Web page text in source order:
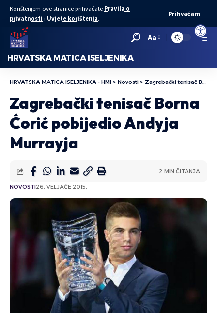
Open
Korištenjem ove stranice prihvaćate Pravila o
privatnosti i Uvjete korištenja.
Prihvaćam
Aa
HRVATSKA MATICA ISELJENIKA
HRVATSKA MATICA ISELJENIKA - HMI > Novosti > Zagrebački tenisač Borna Ćorić pobijedio Andyja Murrayja
Zagrebački tenisač Borna
Ćorić pobijedio Andyja
Murrayja
NOVOSTI26. VELJAČE 2015.
2 MIN ČITANJA